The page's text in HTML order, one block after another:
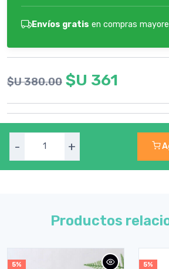
Envíos gratis en compras
$U 380.00 $U 361
- +
Productos
5% 5%